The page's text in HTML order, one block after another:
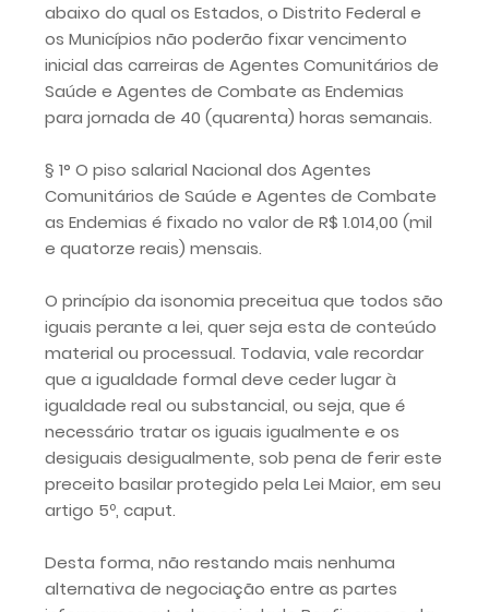
abaixo do qual os Estados, o Distrito Federal e
os Municípios não poderão fixar vencimento
inicial das carreiras de Agentes Comunitários de
Saúde e Agentes de Combate as Endemias
para jornada de 40 (quarenta) horas semanais.
§ 1° O piso salarial Nacional dos Agentes
Comunitários de Saúde e Agentes de Combate
as Endemias é fixado no valor de R$ 1.014,00 (mil
e quatorze reais) mensais.
O princípio da isonomia preceitua que todos são
iguais perante a lei, quer seja esta de conteúdo
material ou processual. Todavia, vale recordar
que a igualdade formal deve ceder lugar à
igualdade real ou substancial, ou seja, que é
necessário tratar os iguais igualmente e os
desiguais desigualmente, sob pena de ferir este
preceito basilar protegido pela Lei Maior, em seu
artigo 5º, caput.
Desta forma, não restando mais nenhuma
alternativa de negociação entre as partes